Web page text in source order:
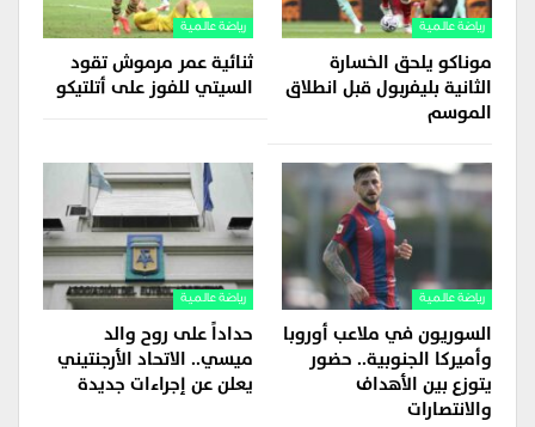
رياضة عالمية
موناكو يلحق الخسارة
الثانية بليفربول قبل انطلاق
الموسم
رياضة عالمية
ثنائية عمر مرموش تقود
السيتي للفوز على أتلتيكو
رياضة عالمية
السوريون في ملاعب أوروبا
وأميركا الجنوبية.. حضور
يتوزع بين الأهداف
والانتصارات
رياضة عالمية
حداداً على روح والد
ميسي.. الاتحاد الأرجنتيني
يعلن عن إجراءات جديدة